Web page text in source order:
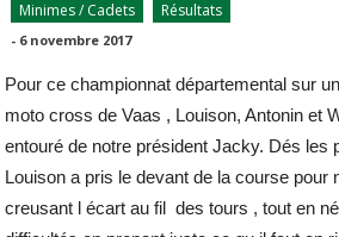
Minimes / Cadets Résultats
- 6 novembre 2017
Pour ce championnat départemental sur
moto cross de Vaas , Louison, Antonin et
entouré de notre président Jacky. Dés les
Louison a pris le devant de la course pour
creusant l écart au fil des tours , tout en